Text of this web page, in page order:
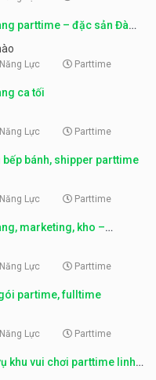
parttime – đặc sản Đà
Lực Parttime
ca tối
Lực Parttime
bếp bánh, shipper parttime
Lực Parttime
marketing, kho –
Lực Parttime
partime, fulltime
Lực Parttime
khu vui chơi parttime linh